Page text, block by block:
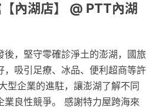
內湖店】 @ PTT內湖
後，堅守零確診淨土的澎湖，國旅
，吸引足療、冰品、便利超商等許
型企業的進駐，讓澎湖了解不同
業良性競爭。 感謝特力屋跨海來